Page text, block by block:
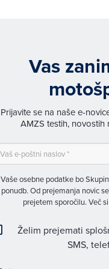
Vas
Prijavite se na naše e-
AMZS testih,
Vaše osebne podatke bo
ponudb. Od prejemanja novic
prejetem sporočilu. Več
Želim prejemati
SMS,